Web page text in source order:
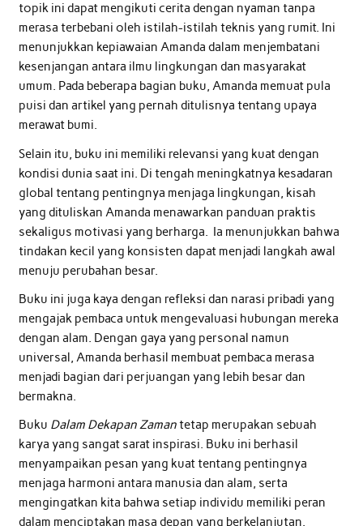
topik ini dapat mengikuti cerita dengan nyaman tanpa
merasa terbebani oleh istilah-istilah teknis yang rumit. Ini
menunjukkan kepiawaian Amanda dalam menjembatani
kesenjangan antara ilmu lingkungan dan masyarakat
umum. Pada beberapa bagian buku, Amanda memuat pula
puisi dan artikel yang pernah ditulisnya tentang upaya
merawat bumi.
Selain itu, buku ini memiliki relevansi yang kuat dengan
kondisi dunia saat ini. Di tengah meningkatnya kesadaran
global tentang pentingnya menjaga lingkungan, kisah
yang dituliskan Amanda menawarkan panduan praktis
sekaligus motivasi yang berharga. Ia menunjukkan bahwa
tindakan kecil yang konsisten dapat menjadi langkah awal
menuju perubahan besar.
Buku ini juga kaya dengan refleksi dan narasi pribadi yang
mengajak pembaca untuk mengevaluasi hubungan mereka
dengan alam. Dengan gaya yang personal namun
universal, Amanda berhasil membuat pembaca merasa
menjadi bagian dari perjuangan yang lebih besar dan
bermakna.
Buku Dalam Dekapan Zamantetap merupakan sebuah
karya yang sangat sarat inspirasi. Buku ini berhasil
menyampaikan pesan yang kuat tentang pentingnya
menjaga harmoni antara manusia dan alam, serta
mengingatkan kita bahwa setiap individu memiliki peran
dalam menciptakan masa depan yang berkelanjutan.